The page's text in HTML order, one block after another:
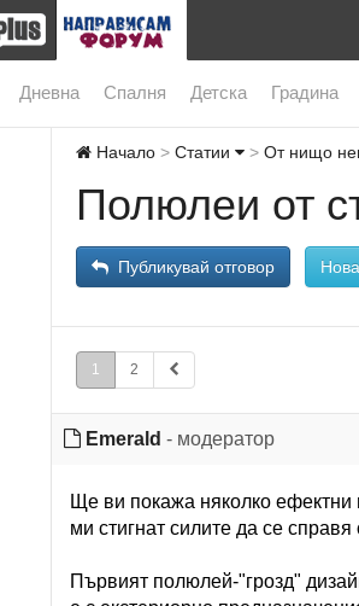
Дневна Спалня Детска Градина
Начало Статии От нищо
Полюлеи от
Публикувай отговор
1 2
Emerald - модератор
Ще ви покажа няколко
ми стигнат силите да се
Първият полюлей-"грозд"